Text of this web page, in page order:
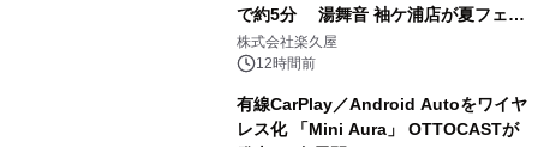
で約5分 湯舞音 袖ケ浦店が夏フェア
メニューを提供
株式会社楽久屋
12時間前
有線CarPlay／Android Autoをワイヤ
レス化 「Mini Aura」 OTTOCASTが